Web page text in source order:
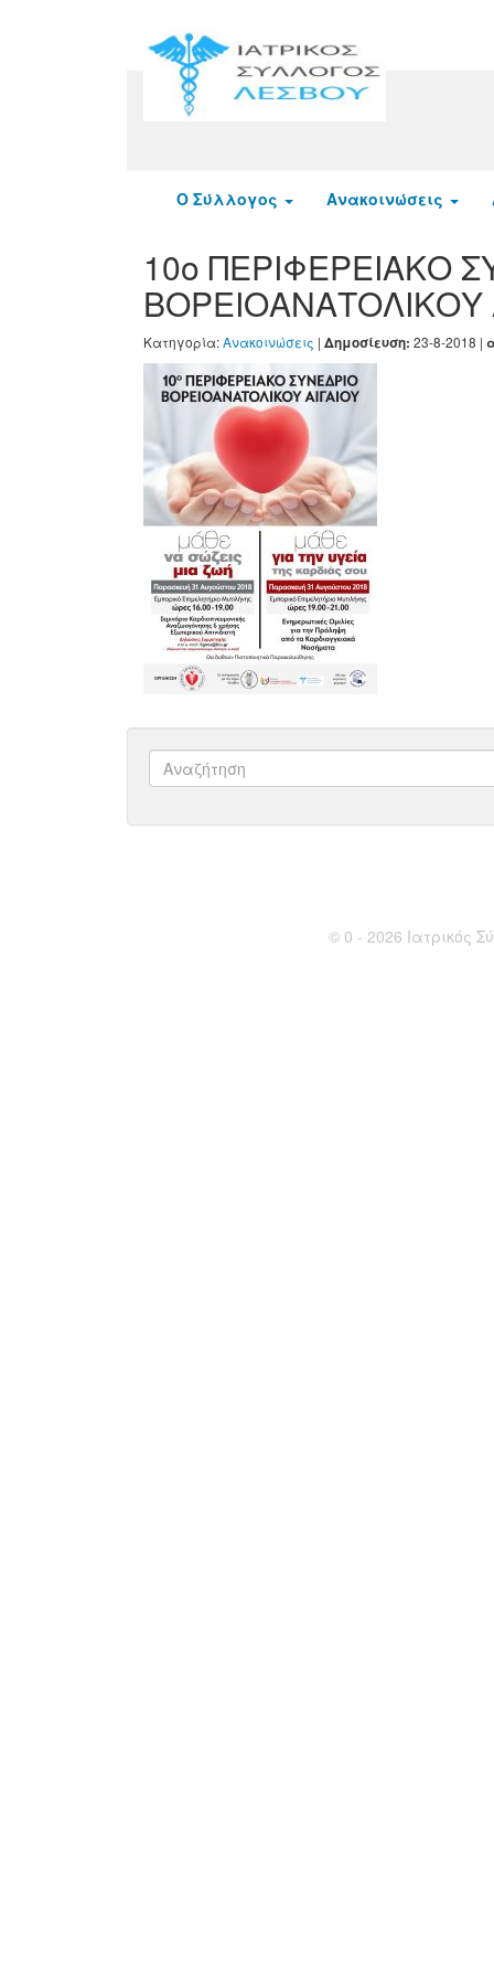
Ο Σύλλογος Ανακοινώσεις
10ο ΠΕΡΙΦΕΡΕΙΑΚΟ
ΒΟΡΕΙΟΑΝΑΤΟΛΙΚΟΥ
Κατηγορία:Ανακοινώσεις | Δημοσίευση: 23-8-2018 |
© 0 - 2026 Ιατρικός